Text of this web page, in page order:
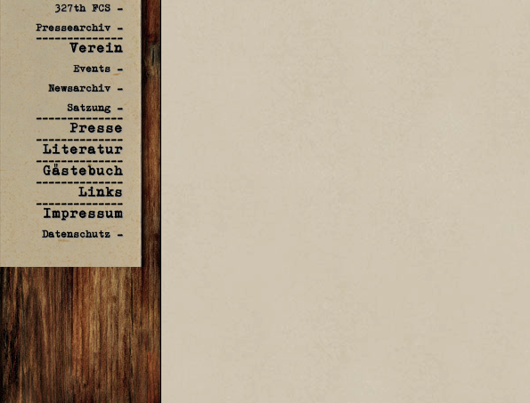
327th FCS -
Pressearchiv -
--------------
Verein
Events -
Newsarchiv -
Satzung -
--------------
Presse
--------------
Literatur
--------------
Gästebuch
--------------
Links
--------------
Impressum
Datenschutz -